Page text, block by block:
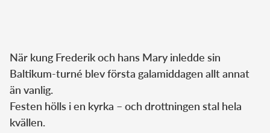
När kung Frederik och hans Mary inledde sin
Baltikum-turné blev första galamiddagen allt annat
än vanlig.
Festen hölls i en kyrka – och drottningen stal hela
kvällen.